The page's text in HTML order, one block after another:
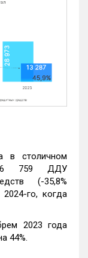
в столичном
36 759 ДДУ
(-35,8%
2024-го, когда
2023 года
44%.